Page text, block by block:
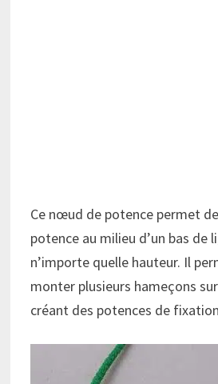
Ce nœud de potence permet
potence au milieu d’un bas de
n’importe quelle hauteur. Il
monter plusieurs hameçons
créant des potences de